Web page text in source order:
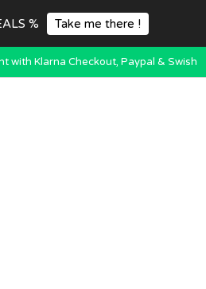
% Take me there !
with Klarna Checkout, Paypal & Swish